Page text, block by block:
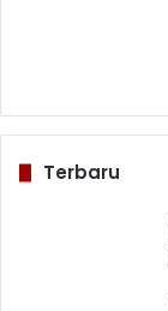
Terbaru